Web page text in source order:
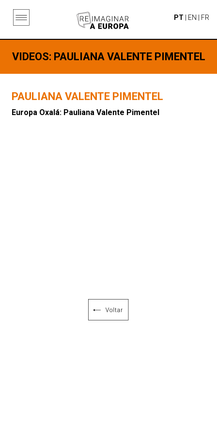
PT EN FR
VIDEOS: PAULIANA VALENTE PIMENTEL
PAULIANA VALENTE PIMENTEL
Europa Oxalá: Pauliana Valente Pimentel